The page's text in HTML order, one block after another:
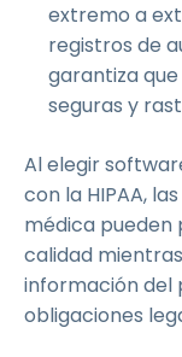
extremo a
registros de
garantiza
seguras y
Al elegir
con la HIPAA,
médica
calidad
información del
obligaciones